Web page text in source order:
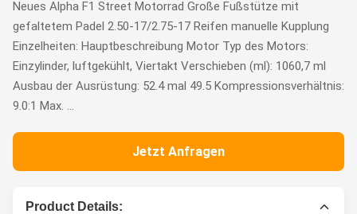
Neues Alpha F1 Street Motorrad Große Fußstütze mit
gefaltetem Padel 2.50-17/2.75-17 Reifen manuelle Kupplung
Einzelheiten: Hauptbeschreibung Motor Typ des Motors:
Einzylinder, luftgekühlt, Viertakt Verschieben (ml): 1060,7 ml
Ausbau der Ausrüstung: 52.4 mal 49.5 Kompressionsverhältnis:
9.0:1 Max. ...
Jetzt Anfragen
Product Details: